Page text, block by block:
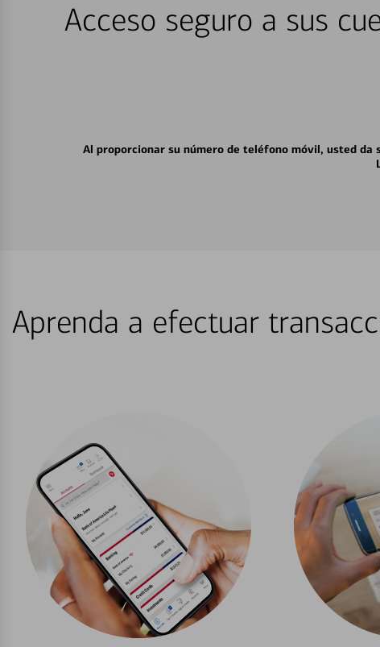
Acceso seguro a sus
Al proporcionar su número de teléfono móvil, usted
Aprenda a efectuar